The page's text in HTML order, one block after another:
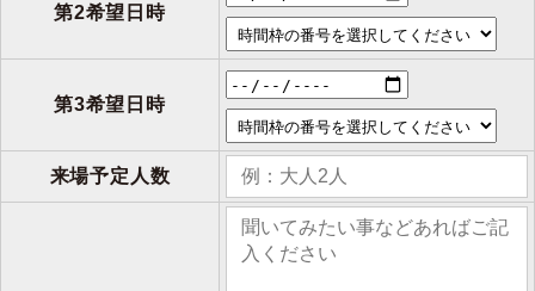
第2希望日時
第3希望日時
来場予定人数